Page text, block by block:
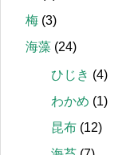
梅 (3)
海藻 (24)
ひじき (4)
わかめ (1)
昆布 (12)